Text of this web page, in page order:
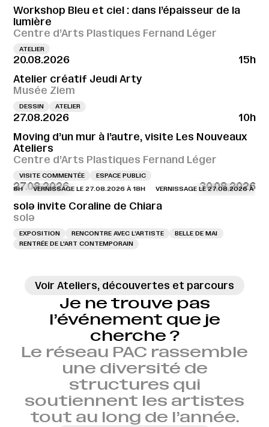
Workshop Bleu et ciel : dans l’épaisseur de la
lumière
Centre d’Arts Plastiques Fernand Léger
ATELIER
20.08.2026
15h
Atelier créatif Jeudi Arty
Musée Ziem
DESSIN ATELIER
27.08.2026
10h
Moving d’un mur à l’autre, visite Les Nouveaux
Ateliers
Centre d’Arts Plastiques Fernand Léger
VISITE COMMENTÉE ESPACE PUBLIC
27.08.2026 30.08.2026
18H VERNISSAGE LE 27.08.2026 À 18H VERNISSAGE LE 27.08.2026 À 18H
solə invite Coraline de Chiara
solə
EXPOSITION RENCONTRE AVEC L’ARTISTE
BELLE DE MAI
RENTRÉE DE L'ART CONTEMPORAIN
Voir Ateliers, découvertes et parcours
Je ne trouve pas
l’événement que je
cherche ?
Le réseau PAC rassemble
une diversité de
structures qui
soutiennent les artistes
tout au long de l’année.